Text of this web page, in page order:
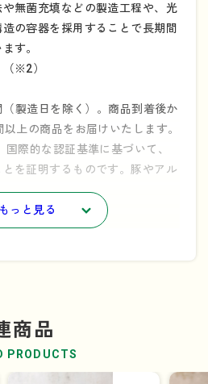
無菌充填などの製造工程や、光
の容器を採用することで長期間
す。
※2）
製造日を除く）。商品到着後か
上の商品をお届けいたします。
際的な認証基準に基づいて、
を証明するものです。豚やアル
る成分が含まれていないことを
の製品の製造環境・品質・プロ
法に則り基準をクリアしている
もっと見る
商品
PRODUCTS